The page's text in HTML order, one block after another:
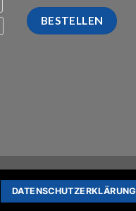
DATENSCHUTZERKLÄRUNG